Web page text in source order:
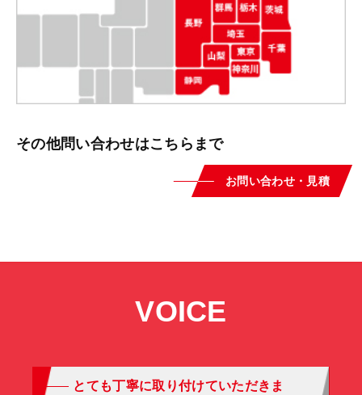
その他問い合わせはこちらまで
お問い合わせ・見積
VOICE
とても丁寧に取り付けていただきま